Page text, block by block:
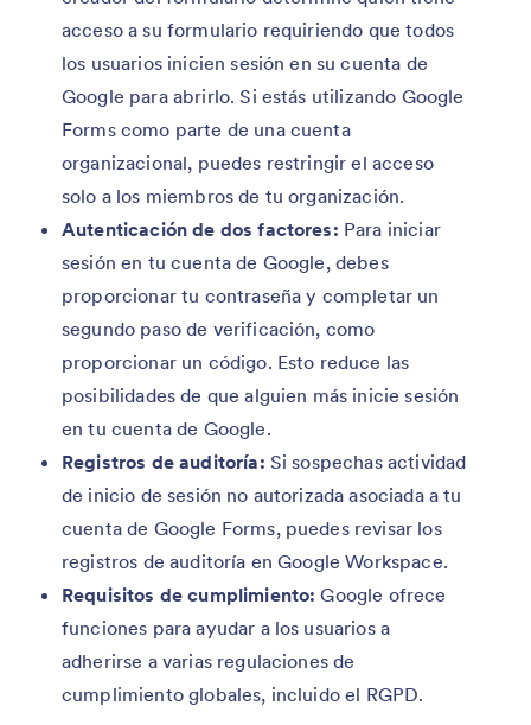
acceso a su formulario requiriendo que todos
los usuarios inicien sesión en su cuenta de
Google para abrirlo. Si estás utilizando Google
Forms como parte de una cuenta
organizacional, puedes restringir el acceso
solo a los miembros de tu organización.
Autenticación de dos factores: Para iniciar
sesión en tu cuenta de Google, debes
proporcionar tu contraseña y completar un
segundo paso de verificación, como
proporcionar un código. Esto reduce las
posibilidades de que alguien más inicie sesión
en tu cuenta de Google.
Registros de auditoría: Si sospechas actividad
de inicio de sesión no autorizada asociada a tu
cuenta de Google Forms, puedes revisar los
registros de auditoría en Google Workspace.
Requisitos de cumplimiento: Google ofrece
funciones para ayudar a los usuarios a
adherirse a varias regulaciones de
cumplimiento globales, incluido el RGPD.